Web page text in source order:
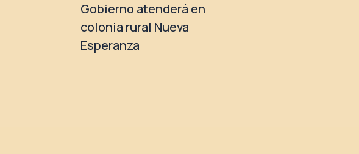
Gobierno atenderá en
colonia rural Nueva
Esperanza